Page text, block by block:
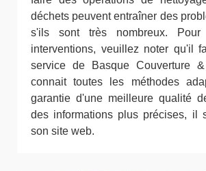
déchets peuvent entraîner des
s'ils sont très nombreux. Pour
interventions, veuillez noter qu'il
service de Basque Couverture
connait toutes les méthodes
garantie d'une meilleure qualité
des informations plus précises, il
son site web.